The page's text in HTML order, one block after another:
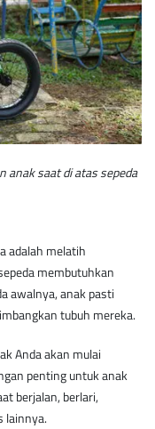
saat di atas sepeda
adalah melatih
membutuhkan
awalnya, anak pasti
tubuh mereka.
Anda akan mulai
penting untuk anak
berjalan, berlari,
lainnya.